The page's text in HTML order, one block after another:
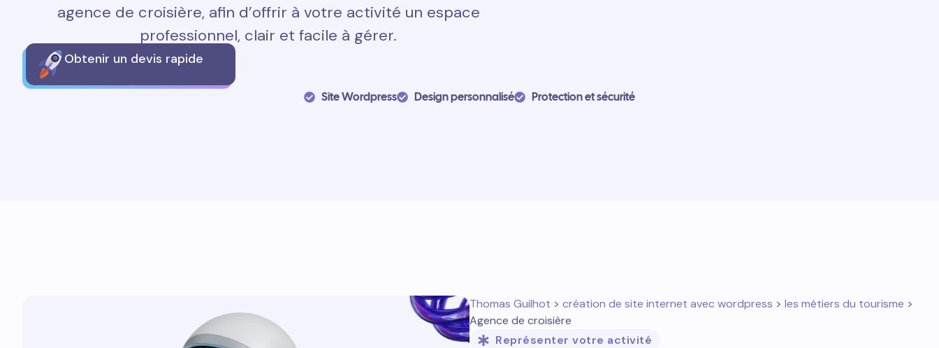
agence de croisière, afin d’offrir à votre activité un espace
professionnel, clair et facile à gérer.
Obtenir un devis rapide
Site Wordpress Design personnalisé Protection et sécurité
Thomas Guilhot > création de site internet avec wordpress > les métiers du tourisme >
Agence de croisière
Représenter votre activité